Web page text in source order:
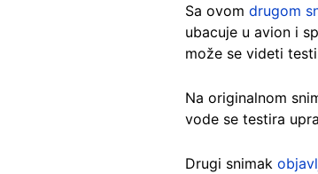
Sa ovom drugom
ubacuje u avion i
može se videti
Na originalnom
vode se testira
Drugi snimak